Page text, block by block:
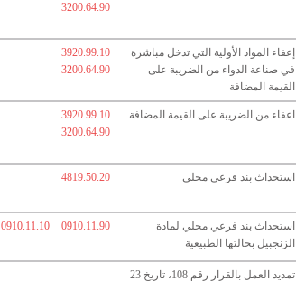
3200.64.90
إعفاء المواد الأولية التي تدخل مباشرة
في صناعة الدواء من الضريبة على
القيمة المضافة
3920.99.10
3200.64.90
اعفاء من الضريبة على القيمة المضافة
3920.99.10
3200.64.90
استحداث بند فرعي محلي 4819.50.20
استحداث بند فرعي محلي لمادة
الزنجبيل بحالتها الطبيعية
0910.11.10 0910.11.90
تمديد العمل بالقرار رقم 108، تاريخ 23